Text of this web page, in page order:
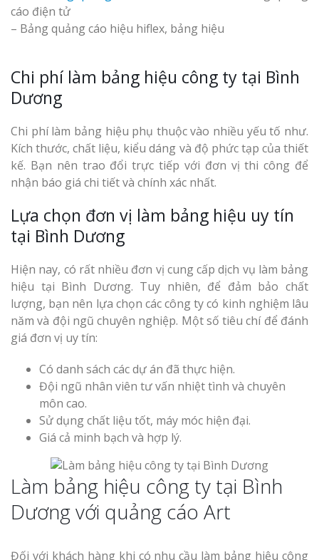
cáo điện tử
– Bảng quảng cáo hiệu hiflex, bảng hiệu
Chi phí làm bảng hiệu công ty tại Bình
Dương
Chi phí làm bảng hiệu phụ thuộc vào nhiều yếu tố như.
Kích thước, chất liệu, kiểu dáng và độ phức tạp của thiết
kế. Bạn nên trao đổi trực tiếp với đơn vị thi công để
nhận báo giá chi tiết và chính xác nhất.
Lựa chọn đơn vị làm bảng hiệu uy tín
tại Bình Dương
Hiện nay, có rất nhiều đơn vị cung cấp dịch vụ làm bảng
hiệu tại Bình Dương. Tuy nhiên, để đảm bảo chất
lượng, bạn nên lựa chọn các công ty có kinh nghiệm lâu
năm và đội ngũ chuyên nghiệp. Một số tiêu chí để đánh
giá đơn vị uy tín:
Có danh sách các dự án đã thực hiện.
Đội ngũ nhân viên tư vấn nhiệt tình và chuyên
môn cao.
Sử dụng chất liệu tốt, máy móc hiện đại.
Giá cả minh bạch và hợp lý.
Làm bảng hiệu công ty tại Bình
Dương với quảng cáo Art
Đối với khách hàng khi có nhu cầu làm bảng hiệu công